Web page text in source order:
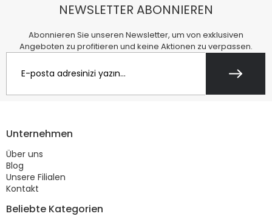
NEWSLETTER ABONNIEREN
Abonnieren Sie unseren Newsletter, um von exklusiven
Angeboten zu profitieren und keine Aktionen zu verpassen.
Unternehmen
Über uns
Blog
Unsere Filialen
Kontakt
Beliebte Kategorien